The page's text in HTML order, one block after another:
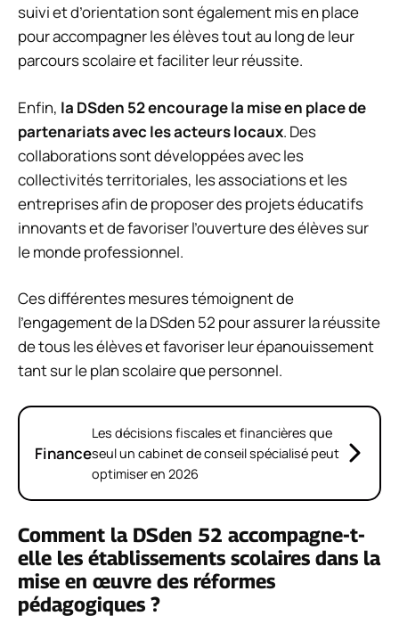
suivi et d’orientation sont également mis en place
pour accompagner les élèves tout au long de leur
parcours scolaire et faciliter leur réussite.
Enfin, la DSden 52 encourage la mise en place de
partenariats avec les acteurs locaux. Des
collaborations sont développées avec les
collectivités territoriales, les associations et les
entreprises afin de proposer des projets éducatifs
innovants et de favoriser l’ouverture des élèves sur
le monde professionnel.
Ces différentes mesures témoignent de
l’engagement de la DSden 52 pour assurer la réussite
de tous les élèves et favoriser leur épanouissement
tant sur le plan scolaire que personnel.
Finance
Les décisions fiscales et financières que
seul un cabinet de conseil spécialisé peut
optimiser en 2026
Comment la DSden 52 accompagne-t-
elle les établissements scolaires dans la
mise en œuvre des réformes
pédagogiques ?